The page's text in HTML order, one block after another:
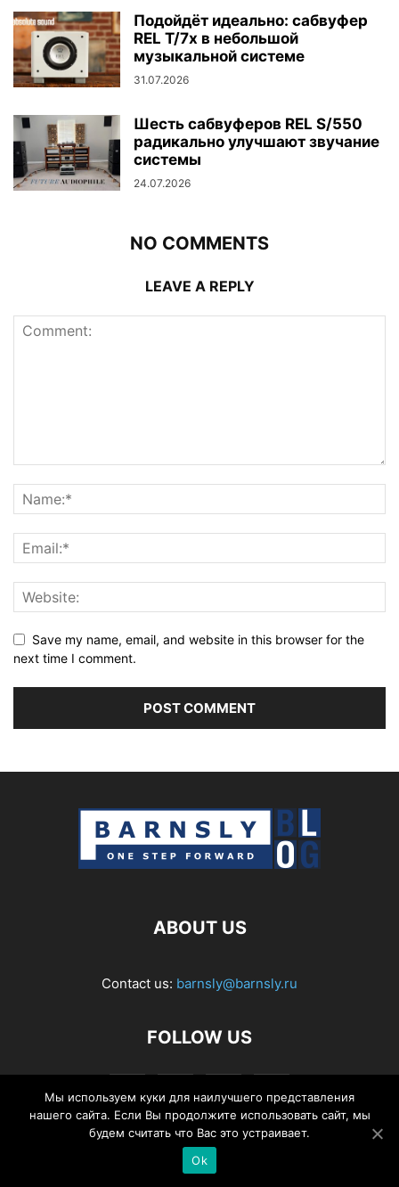
Подойдёт идеально: сабвуфер
REL T/7x в небольшой
музыкальной системе
31.07.2026
Шесть сабвуферов REL S/550
радикально улучшают звучание
системы
24.07.2026
NO COMMENTS
LEAVE A REPLY
Save my name, email, and website in this browser for the
next time I comment.
ABOUT US
Contact us: barnsly@barnsly.ru
FOLLOW US
© Barnsly Sound Org.
Мы используем куки для наилучшего представления
нашего сайта. Если Вы продолжите использовать сайт, мы
будем считать что Вас это устраивает.
Ok